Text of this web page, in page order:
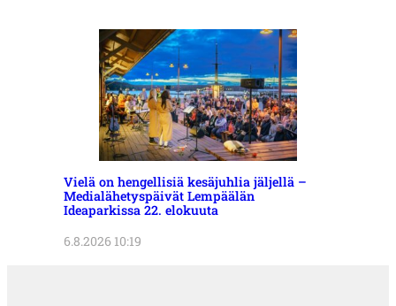
Vielä on hengellisiä kesäjuhlia jäljellä –
Medialähetyspäivät Lempäälän
Ideaparkissa 22. elokuuta
6.8.2026 10:19